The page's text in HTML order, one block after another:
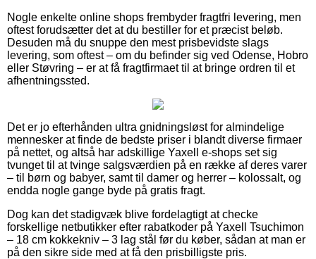
Nogle enkelte online shops frembyder fragtfri levering, men
oftest forudsætter det at du bestiller for et præcist beløb.
Desuden må du snuppe den mest prisbevidste slags
levering, som oftest – om du befinder sig ved Odense, Hobro
eller Støvring – er at få fragtfirmaet til at bringe ordren til et
afhentningssted.
Det er jo efterhånden ultra gnidningsløst for almindelige
mennesker at finde de bedste priser i blandt diverse firmaer
på nettet, og altså har adskillige Yaxell e-shops set sig
tvunget til at tvinge salgsværdien på en række af deres varer
– til børn og babyer, samt til damer og herrer – kolossalt, og
endda nogle gange byde på gratis fragt.
Dog kan det stadigvæk blive fordelagtigt at checke
forskellige netbutikker efter rabatkoder på Yaxell Tsuchimon
– 18 cm kokkekniv – 3 lag stål før du køber, sådan at man er
på den sikre side med at få den prisbilligste pris.